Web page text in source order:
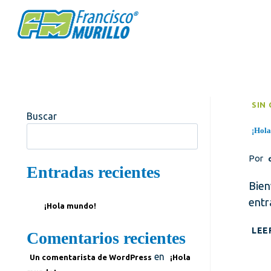
contenido
SIN
Por
Buscar
Entradas recientes
¡Hola mundo!
Comentarios recientes
Un comentarista de WordPress en
¡Hola